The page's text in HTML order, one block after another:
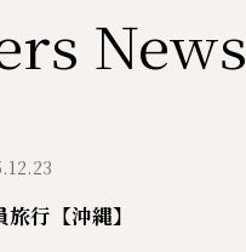
News
行【沖縄】